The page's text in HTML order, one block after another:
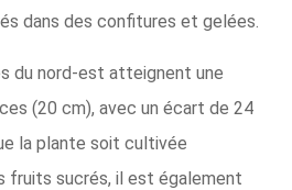
dans des confitures et gelées.
du nord-est atteignent une
(20 cm), avec un écart de 24
la plante soit cultivée
fruits sucrés, il est également